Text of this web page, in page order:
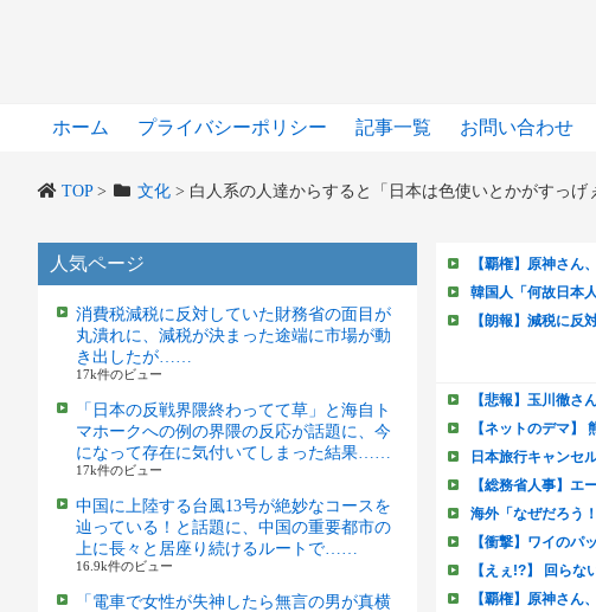
ホーム プライバシーポリシー 記事一覧 お問い合わせ
TOP> 文化> 白人系の人達からすると「日本は色使いとかがすっ
人気ページ
消費税減税に反対していた財務省の面目が
丸潰れに、減税が決まった途端に市場が動
き出したが……
17k件のビュー
「日本の反戦界隈終わってて草」と海自ト
マホークへの例の界隈の反応が話題に、今
になって存在に気付いてしまった結果……
17k件のビュー
中国に上陸する台風13号が絶妙なコースを
辿っている！と話題に、中国の重要都市の
上に長々と居座り続けるルートで……
16.9k件のビュー
「電車で女性が失神したら無言の男が真横